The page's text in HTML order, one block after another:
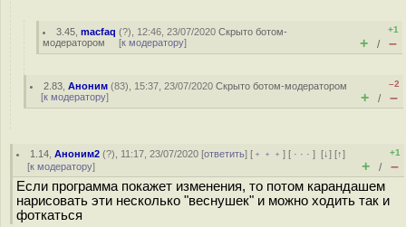
3.45 ,macfaq (?), 12:46, 23/07/2020Скрыто ботом-
модератором [к модератору]
+1
+ / –
2.83 ,Аноним (83), 15:37, 23/07/2020Скрыто ботом-модератором
[к модератору]
–2
+ / –
1.14 ,Аноним2 (?), 11:17, 23/07/2020 [ответить] [ ﹢﹢﹢] [ · · ·][↓] [↑]
[к модератору]
+1
+ / –
Если программа покажет изменения, то потом карандашем
нарисовать эти несколько "веснушек" и можно ходить так и
фоткаться